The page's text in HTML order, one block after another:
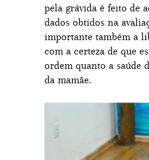
pela grávida é feito de
dados obtidos na
importante também a
com a certeza de que
ordem quanto a saúde
da mamãe.